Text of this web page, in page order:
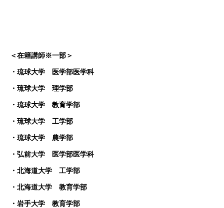
＜在籍講師※一部＞
・琉球大学 医学部医学科
・琉球大学 理学部
・琉球大学 教育学部
・琉球大学 工学部
・琉球大学 農学部
・弘前大学 医学部医学科
・北海道大学 工学部
・北海道大学 教育学部
・岩手大学 教育学部